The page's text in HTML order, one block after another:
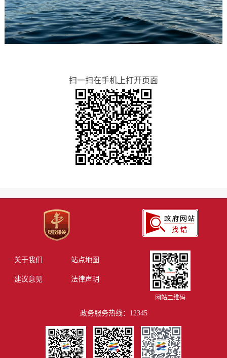
扫一扫在手机上打开页面
关于我们 站点地图
建议意见 法律声明
网站二维码
政务服务热线：12345